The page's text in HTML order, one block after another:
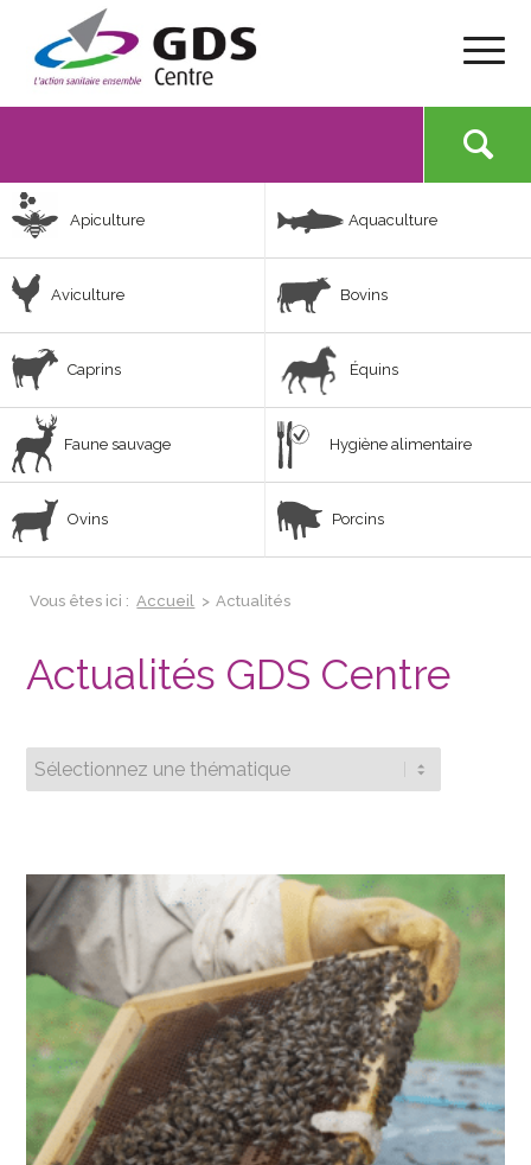
Apiculture Aquaculture
Aviculture Bovins
Caprins Équins
Faune sauvage Hygiène alimentaire
Ovins Porcins
Vous êtes ici : Accueil > Actualités
Actualités GDS Centre